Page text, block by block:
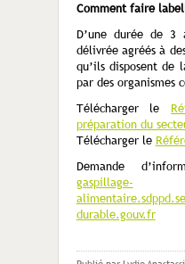
Comment faire
D’une durée de
délivrée agréés à
qu’ils disposent de
par des organismes
Télécharger le
préparation du
Télécharger le
Demande
gaspillage-
durable.gouv.fr